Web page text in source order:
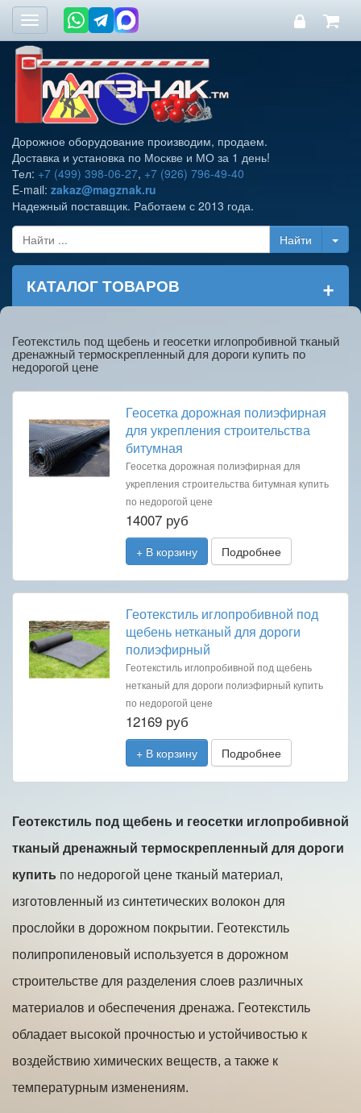
Toggle
navigation
Дорожное оборудование производим, продаем.
Доставка и установка по Москве и МО за 1 день!
Тел: +7 (499) 398-06-27, +7 (926) 796-49-40
E-mail: zakaz@magznak.ru
Надежный поставщик. Работаем с 2013 года.
КАТАЛОГ ТОВАРОВ +
Геотекстиль под щебень и геосетки иглопробивной тканый
дренажный термоскрепленный для дороги купить по
недорогой цене
Геосетка дорожная полиэфирная
для укрепления строительства
битумная
Геосетка дорожная полиэфирная для
укрепления строительства битумная купить
по недорогой цене
14007 руб
+ В корзину Подробнее
Геотекстиль иглопробивной под
щебень нетканый для дороги
полиэфирный
Геотекстиль иглопробивной под щебень
нетканый для дороги полиэфирный купить
по недорогой цене
12169 руб
+ В корзину Подробнее
Геотекстиль под щебень и геосетки иглопробивной
тканый дренажный термоскрепленный для дороги
купить по недорогой цене тканый материал,
изготовленный из синтетических волокон для
прослойки в дорожном покрытии. Геотекстиль
полипропиленовый используется в дорожном
строительстве для разделения слоев различных
материалов и обеспечения дренажа. Геотекстиль
обладает высокой прочностью и устойчивостью к
воздействию химических веществ, а также к
температурным изменениям.